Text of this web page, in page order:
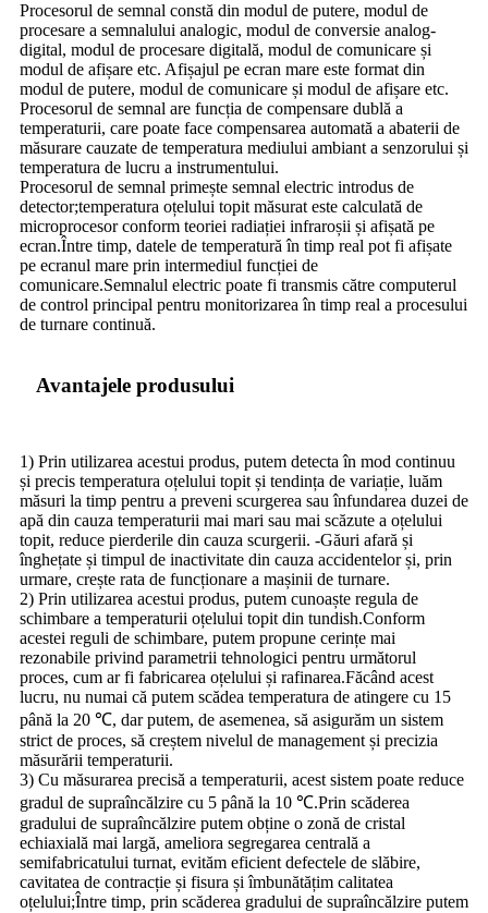
Procesorul de semnal constă din modul de putere, modul de
procesare a semnalului analogic, modul de conversie analog-
digital, modul de procesare digitală, modul de comunicare și
modul de afișare etc. Afișajul pe ecran mare este format din
modul de putere, modul de comunicare și modul de afișare etc.
Procesorul de semnal are funcția de compensare dublă a
temperaturii, care poate face compensarea automată a abaterii de
măsurare cauzate de temperatura mediului ambiant a senzorului și
temperatura de lucru a instrumentului.
Procesorul de semnal primește semnal electric introdus de
detector;temperatura oțelului topit măsurat este calculată de
microprocesor conform teoriei radiației infraroșii și afișată pe
ecran.Între timp, datele de temperatură în timp real pot fi afișate
pe ecranul mare prin intermediul funcției de
comunicare.Semnalul electric poate fi transmis către computerul
de control principal pentru monitorizarea în timp real a procesului
de turnare continuă.
Avantajele produsului
1) Prin utilizarea acestui produs, putem detecta în mod continuu
și precis temperatura oțelului topit și tendința de variație, luăm
măsuri la timp pentru a preveni scurgerea sau înfundarea duzei de
apă din cauza temperaturii mai mari sau mai scăzute a oțelului
topit, reduce pierderile din cauza scurgerii. -Găuri afară și
înghețate și timpul de inactivitate din cauza accidentelor și, prin
urmare, crește rata de funcționare a mașinii de turnare.
2) Prin utilizarea acestui produs, putem cunoaște regula de
schimbare a temperaturii oțelului topit din tundish.Conform
acestei reguli de schimbare, putem propune cerințe mai
rezonabile privind parametrii tehnologici pentru următorul
proces, cum ar fi fabricarea oțelului și rafinarea.Făcând acest
lucru, nu numai că putem scădea temperatura de atingere cu 15
până la 20 ℃, dar putem, de asemenea, să asigurăm un sistem
strict de proces, să creștem nivelul de management și precizia
măsurării temperaturii.
3) Cu măsurarea precisă a temperaturii, acest sistem poate reduce
gradul de supraîncălzire cu 5 până la 10 ℃.Prin scăderea
gradului de supraîncălzire putem obține o zonă de cristal
echiaxială mai largă, ameliora segregarea centrală a
semifabricatului turnat, evităm eficient defectele de slăbire,
cavitatea de contracție și fisura și îmbunătățim calitatea
oțelului;Între timp, prin scăderea gradului de supraîncălzire putem